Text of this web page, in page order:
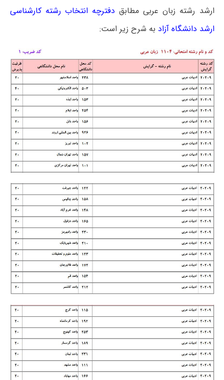
ارشد رشته زبان عربی مطابق دفترچه انتخاب رشته کارشناسی
ارشد دانشگاه آزاد به شرح زیر است: